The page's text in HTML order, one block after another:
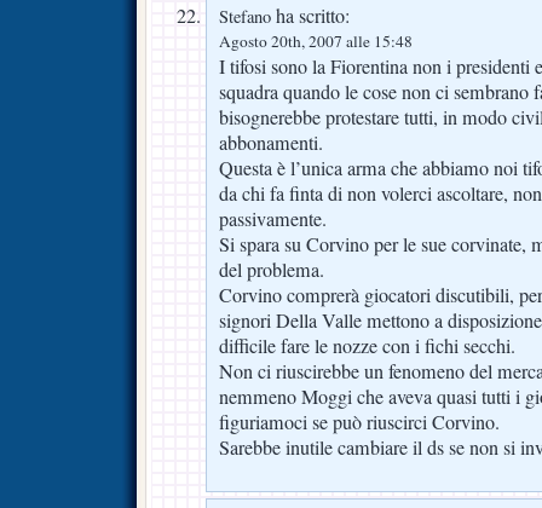
Stefano ha scritto:
Agosto 20th, 2007 alle 15:48
I tifosi sono la Fiorentina non i presidenti
squadra quando le cose non ci sembrano
bisognerebbe protestare tutti, in modo
abbonamenti.
Questa è l’unica arma che abbiamo noi
da chi fa finta di non volerci ascoltare,
passivamente.
Si spara su Corvino per le sue corvinate,
del problema.
Corvino comprerà giocatori discutibili,
signori Della Valle mettono a
difficile fare le nozze con i fichi secchi.
Non ci riuscirebbe un fenomeno del
nemmeno Moggi che aveva quasi tutti i
figuriamoci se può riuscirci Corvino.
Sarebbe inutile cambiare il ds se non si